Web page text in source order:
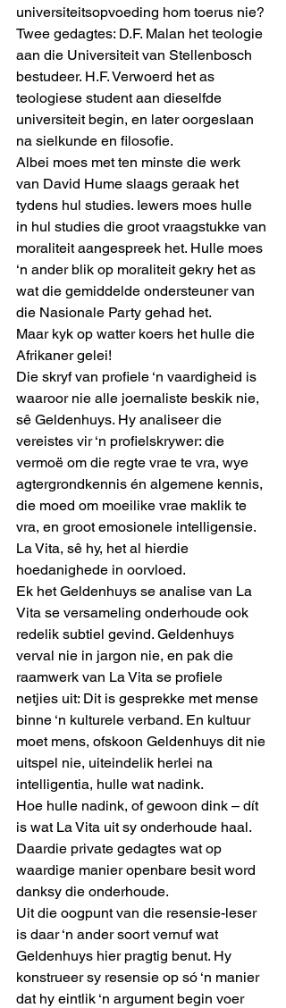
universiteitsopvoeding hom toerus nie?
Twee gedagtes: D.F. Malan het teologie
aan die Universiteit van Stellenbosch
bestudeer. H.F. Verwoerd het as
teologiese student aan dieselfde
universiteit begin, en later oorgeslaan
na sielkunde en filosofie.
Albei moes met ten minste die werk
van David Hume slaags geraak het
tydens hul studies. Iewers moes hulle
in hul studies die groot vraagstukke van
moraliteit aangespreek het. Hulle moes
‘n ander blik op moraliteit gekry het as
wat die gemiddelde ondersteuner van
die Nasionale Party gehad het.
Maar kyk op watter koers het hulle die
Afrikaner gelei!
Die skryf van profiele ‘n vaardigheid is
waaroor nie alle joernaliste beskik nie,
sê Geldenhuys. Hy analiseer die
vereistes vir ‘n profielskrywer: die
vermoë om die regte vrae te vra, wye
agtergrondkennis én algemene kennis,
die moed om moeilike vrae maklik te
vra, en groot emosionele intelligensie.
La Vita, sê hy, het al hierdie
hoedanighede in oorvloed.
Ek het Geldenhuys se analise van La
Vita se versameling onderhoude ook
redelik subtiel gevind. Geldenhuys
verval nie in jargon nie, en pak die
raamwerk van La Vita se profiele
netjies uit: Dit is gesprekke met mense
binne ‘n kulturele verband. En kultuur
moet mens, ofskoon Geldenhuys dit nie
uitspel nie, uiteindelik herlei na
intelligentia, hulle wat nadink.
Hoe hulle nadink, of gewoon dink – dít
is wat La Vita uit sy onderhoude haal.
Daardie private gedagtes wat op
waardige manier openbare besit word
danksy die onderhoude.
Uit die oogpunt van die resensie-leser
is daar ‘n ander soort vernuf wat
Geldenhuys hier pragtig benut. Hy
konstrueer sy resensie op só ‘n manier
dat hy eintlik ‘n argument begin voer